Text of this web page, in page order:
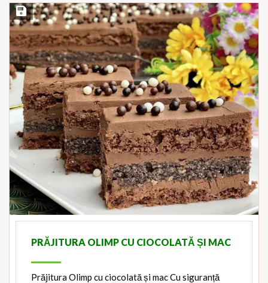
Save Recipe
PRĂJITURA OLIMP CU CIOCOLATĂ ȘI MAC
Prăjitura Olimp cu ciocolată și mac Cu siguranță